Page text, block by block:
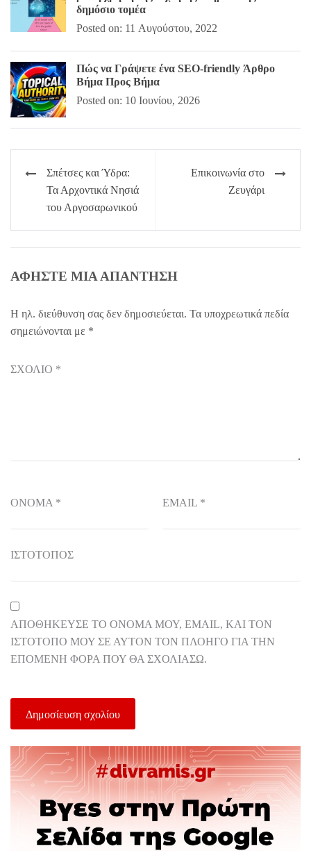
δημόσιο τομέα
Posted on: 11 Αυγούστου, 2022
Πώς να Γράψετε ένα SEO-friendly Άρθρο
Βήμα Προς Βήμα
Posted on: 10 Ιουνίου, 2026
Πλοήγηση
άρθρων
Σπέτσες και Ύδρα:
Τα Αρχοντικά Νησιά
του Αργοσαρωνικού
Επικοινωνία στο
Ζευγάρι
ΑΦΉΣΤΕ ΜΙΑ ΑΠΆΝΤΗΣΗ
Η ηλ. διεύθυνση σας δεν δημοσιεύεται. Τα υποχρεωτικά πεδία
σημειώνονται με *
ΣΧΌΛΙΟ *
ΌΝΟΜΑ * EMAIL *
ΙΣΤΌΤΟΠΟΣ
ΑΠΟΘΉΚΕΥΣΕ ΤΟ ΌΝΟΜΆ ΜΟΥ, EMAIL, ΚΑΙ ΤΟΝ
ΙΣΤΌΤΟΠΟ ΜΟΥ ΣΕ ΑΥΤΌΝ ΤΟΝ ΠΛΟΗΓΌ ΓΙΑ ΤΗΝ
ΕΠΌΜΕΝΗ ΦΟΡΆ ΠΟΥ ΘΑ ΣΧΟΛΙΆΣΩ.